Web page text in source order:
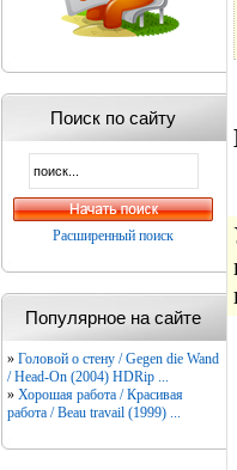
Поиск по сайту
Расширенный поиск
Популярное на сайте
» Головой о стену / Gegen die Wand
/ Head-On (2004) HDRip ...
» Хорошая работа / Красивая
работа / Beau travail (1999) ...